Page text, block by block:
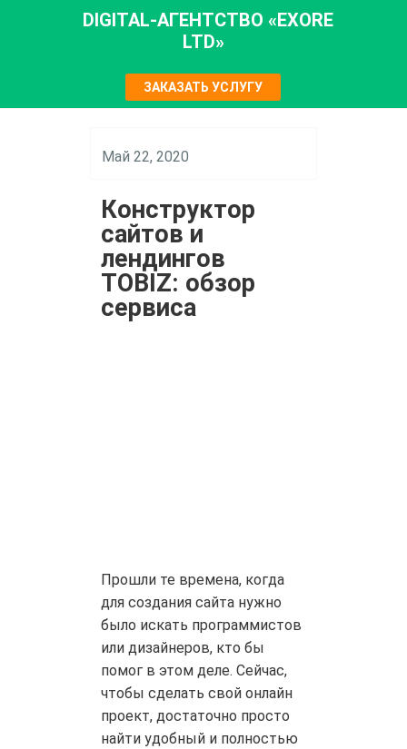
DIGITAL-АГЕНТСТВО «EXORE
LTD»
ЗАКАЗАТЬ УСЛУГУ
Май 22, 2020
Конструктор
сайтов и
лендингов
TOBIZ: обзор
сервиса
Прошли те времена, когда
для создания сайта нужно
было искать программистов
или дизайнеров, кто бы
помог в этом деле. Сейчас,
чтобы сделать свой онлайн
проект, достаточно просто
найти удобный и полностью